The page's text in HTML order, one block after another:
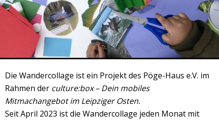
Team
Organisation
Mitarbeit
Veranstaltungsrückblick
Kontakt und Anfahrt
Datenschutz
Räume mieten
Die Wandercollage ist ein Projekt des Pöge-Haus e.V. im
Rahmen der culture:box – Dein mobiles
Mitmachangebot im Leipziger Osten.
Seit April 2023 ist die Wandercollage jeden Monat mit